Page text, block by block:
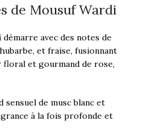
de Mousuf Wardi
démarre avec des notes de
et fraise, fusionnant
et gourmand de rose,
de musc blanc et
à la fois profonde et